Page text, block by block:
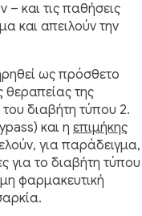
– και τις παθήσεις
και απειλούν την
ως πρόσθετο
θεραπείας της
διαβήτη τύπου 2.
και η επιμήκης
για παράδειγμα,
για το διαβήτη τύπου
φαρμακευτική